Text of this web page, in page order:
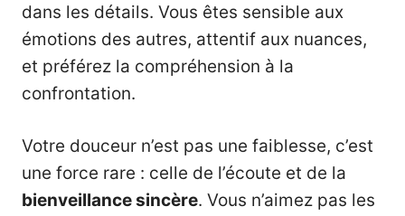
dans les détails. Vous êtes sensible aux
émotions des autres, attentif aux nuances,
et préférez la compréhension à la
confrontation.
Votre douceur n’est pas une faiblesse, c’est
une force rare : celle de l’écoute et de la
bienveillance sincère. Vous n’aimez pas les